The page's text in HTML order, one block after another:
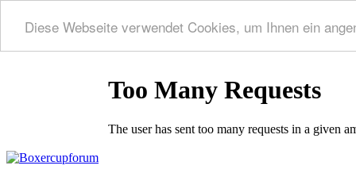
Diese Webseite verwendet Cookies, um Ihnen ein